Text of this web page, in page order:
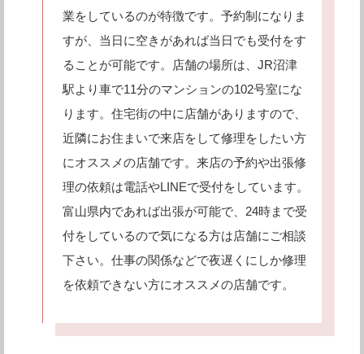
業をしているのが特徴です。予約制になりま
すが、当日に空きがあれば当日でも受付をす
ることが可能です。店舗の場所は、JR沼津
駅より車で11分のマンションの102号室にな
ります。住宅街の中に店舗がありますので、
近隣にお住まいで来店をして修理をしたい方
にオススメの店舗です。来店の予約や出張修
理の依頼は電話やLINEで受付をしています。
富山県内であれば出張が可能で、24時まで受
付をしているので気になる方は店舗にご相談
下さい。仕事の関係などで夜遅くにしか修理
を依頼できない方にオススメの店舗です。